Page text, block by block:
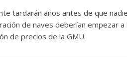
tardarán años antes de que
de naves deberían empezar
de precios de la GMU.